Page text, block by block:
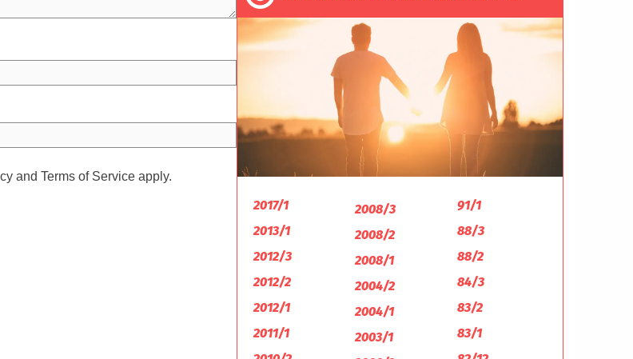
and Terms of Service apply.
2017/1
2013/1
2012/3
2012/2
2012/1
2011/1
2008/3
2008/2
2008/1
2004/2
2004/1
2003/1
91/1
88/3
88/2
84/3
83/2
83/1